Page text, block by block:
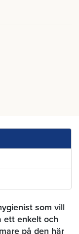
som vill
ett enkelt och
på den här